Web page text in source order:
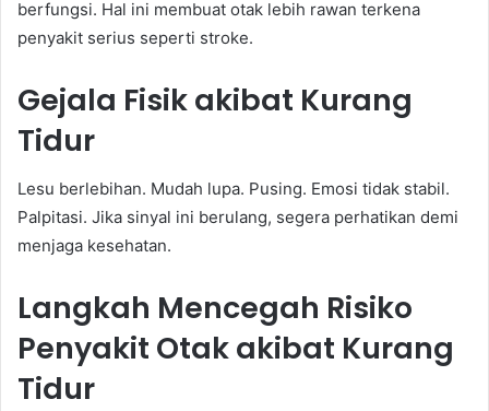
berfungsi. Hal ini membuat otak lebih rawan terkena
penyakit serius seperti stroke.
Gejala Fisik akibat Kurang
Tidur
Lesu berlebihan. Mudah lupa. Pusing. Emosi tidak stabil.
Palpitasi. Jika sinyal ini berulang, segera perhatikan demi
menjaga kesehatan.
Langkah Mencegah Risiko
Penyakit Otak akibat Kurang
Tidur